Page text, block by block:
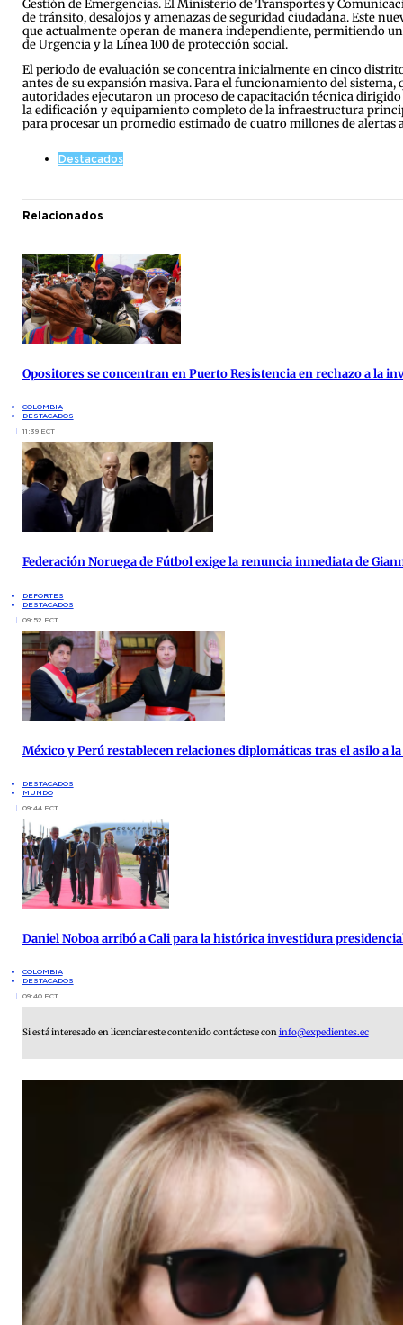
Gestión de Emergencias. El Ministerio de Transportes y
de tránsito, desalojos y amenazas de seguridad ciudadana. Este
que actualmente operan de manera independiente, permitiendo
de Urgencia y la Línea 100 de protección social.
El periodo de evaluación se concentra inicialmente en cinco
antes de su expansión masiva. Para el funcionamiento del
autoridades ejecutaron un proceso de capacitación técnica
la edificación y equipamiento completo de la infraestructura
para procesar un promedio estimado de cuatro millones de alertas
Destacados
Relacionados
Opositores se concentran en Puerto Resistencia en rechazo a la
COLOMBIA
DESTACADOS
11:39 ECT
Federación Noruega de Fútbol exige la renuncia inmediata de
DEPORTES
DESTACADOS
09:52 ECT
México y Perú restablecen relaciones diplomáticas tras el asilo a
DESTACADOS
MUNDO
09:44 ECT
Daniel Noboa arribó a Cali para la histórica investidura
COLOMBIA
DESTACADOS
09:40 ECT
Si está interesado en licenciar este contenido contáctese coninfo@expedientes.ec